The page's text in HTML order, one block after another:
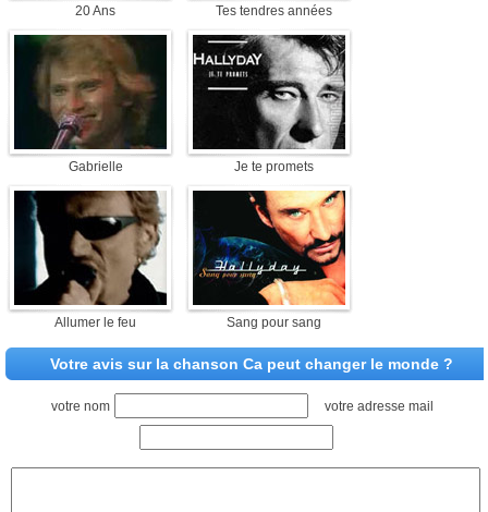
20 Ans Tes tendres années
Gabrielle Je te promets
Allumer le feu Sang pour sang
Votre avis sur la chanson Ca peut changer le monde ?
votre nom votre adresse mail